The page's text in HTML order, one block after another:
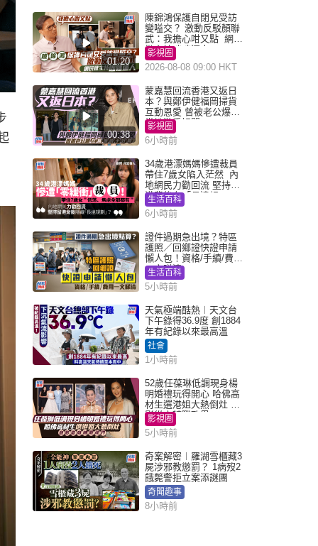
01:20
陳錦鴻保護自閉兒受訪
變嗌交？ 激動反駁顏聯
武：我擔心咁又點 網民
批主持咄咄逼人
影視圈
2026-08-08 09:00 HKT
00:38
蒙嘉慧回流香港又返日
本？與鄭伊健福岡掃貨
互動恩愛 曾被老公爆在
當地游手好閒
影視圈
6小時前
34歲港漂媽媽慘遭裁員
帶住7歲女陷入茫然 內
地網民力勸回流 堅持留
港背後有「長遠規
劃」？
生活百科
6小時前
證件過期急出境？特區
護照／回鄉證快證申請
懶人包！資格/手續/費用
一文睇清
生活百科
5小時前
天氣極端酷熱︱天文台
下午錄得36.9度 創1884
年有紀錄以來最高溫
社會
1小時前
52歲任葆琳低調現身楊
明婚禮玩得開心 哈佛高
材生選港姐大熱倒灶 息
影從商轉戰政界
影視圈
5小時前
奇案解密︱羅湖雪櫃藏3
屍涉邪教懲罰？ 1病歿2
餓斃警拒立案添謎團
奇聞趣事
8小時前